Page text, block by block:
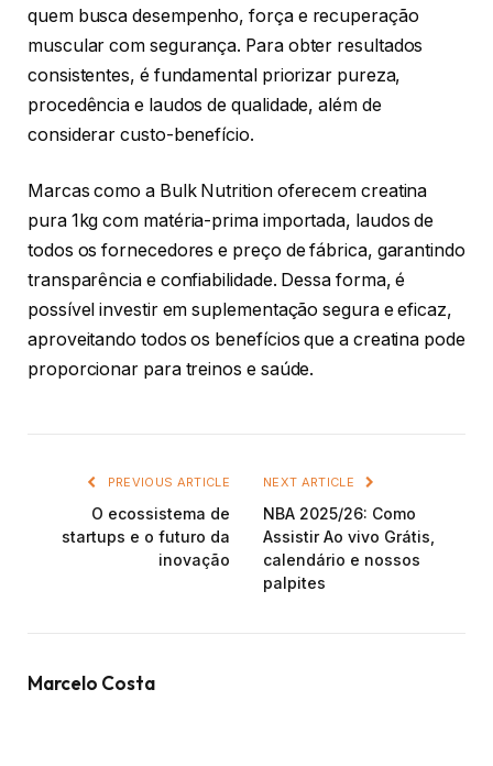
quem busca desempenho, força e recuperação
muscular com segurança. Para obter resultados
consistentes, é fundamental priorizar pureza,
procedência e laudos de qualidade, além de
considerar custo-benefício.
Marcas como a Bulk Nutrition oferecem creatina
pura 1kg com matéria-prima importada, laudos de
todos os fornecedores e preço de fábrica, garantindo
transparência e confiabilidade. Dessa forma, é
possível investir em suplementação segura e eficaz,
aproveitando todos os benefícios que a creatina pode
proporcionar para treinos e saúde.
PREVIOUS ARTICLE
O ecossistema de
startups e o futuro da
inovação
NEXT ARTICLE
NBA 2025/26: Como
Assistir Ao vivo Grátis,
calendário e nossos
palpites
Marcelo Costa